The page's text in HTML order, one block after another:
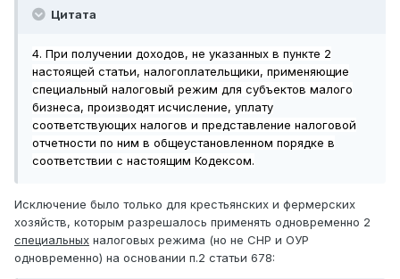
Цитата
4. При получении доходов, не указанных в пункте 2
настоящей статьи, налогоплательщики, применяющие
специальный налоговый режим для субъектов малого
бизнеса, производят исчисление, уплату
соответствующих налогов и представление налоговой
отчетности по ним в общеустановленном порядке в
соответствии с настоящим Кодексом.
Исключение было только для крестьянских и фермерских
хозяйств, которым разрешалось применять одновременно 2
специальных налоговых режима (но не СНР и ОУР
одновременно) на основании п.2 статьи 678: